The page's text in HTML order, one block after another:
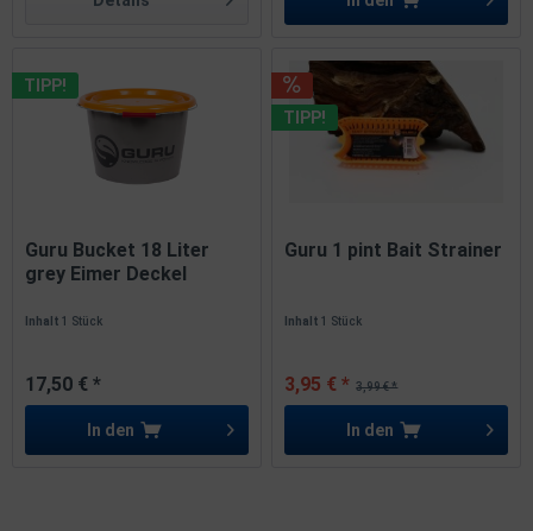
TIPP!
Guru Bucket 18 Liter
grey Eimer Deckel
Inhalt1 Stück
17,50 € *
In den
TIPP!
Guru 1 pint Bait Strainer
Inhalt1 Stück
3,99 € *
3,95 € *
In den